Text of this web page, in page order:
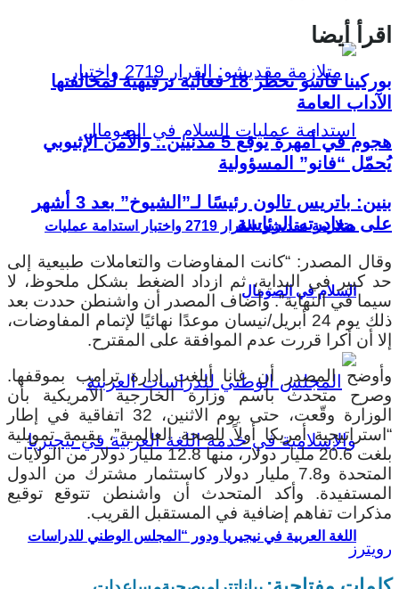
متلازمة مقديشو: القرار 2719 واختبار استدامة عمليات
السلام في الصومال
اللغة العربية في نيجيريا ودور “المجلس الوطني للدراسات
اقرأ أيضا
بوركينا فاسو تحظر 18 فعالية ترفيهية لمخالفتها
الآداب العامة
هجوم في أمهرة يوقع 5 مدنيين.. والأمن الإثيوبي
يُحمّل “فانو” المسؤولية
بنين: باتريس تالون رئيسًا لـ”الشيوخ” بعد 3 أشهر
على مغادرته الرئاسة
وقال المصدر: “كانت المفاوضات والتعاملات طبيعية إلى
حد كبير في البداية، ثم ازداد الضغط بشكل ملحوظ، لا
سيما في النهاية”. وأضاف المصدر أن واشنطن حددت بعد
ذلك يوم 24 أبريل/نيسان موعدًا نهائيًا لإتمام المفاوضات،
إلا أن أكرا قررت عدم الموافقة على المقترح.
وأوضح المصدر أن غانا أبلغت إدارة ترامب بموقفها.
وصرح متحدث باسم وزارة الخارجية الأمريكية بأن
الوزارة وقّعت، حتى يوم الاثنين، 32 اتفاقية في إطار
“استراتيجية أمريكا أولاً للصحة العالمية”، بقيمة تمويلية
بلغت 20.6 مليار دولار، منها 12.8 مليار دولار من الولايات
المتحدة و7.8 مليار دولار كاستثمار مشترك من الدول
المستفيدة. وأكد المتحدث أن واشنطن تتوقع توقيع
مذكرات تفاهم إضافية في المستقبل القريب.
رويترز